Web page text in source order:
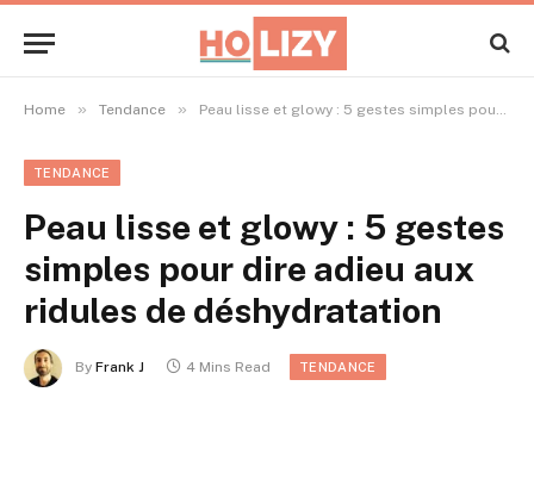
Home » Tendance » Peau lisse et glowy : 5 gestes simples pour dire adieu aux ridules de déshydratation
TENDANCE
Peau lisse et glowy : 5 gestes
simples pour dire adieu aux
ridules de déshydratation
By Frank J 4 Mins Read TENDANCE